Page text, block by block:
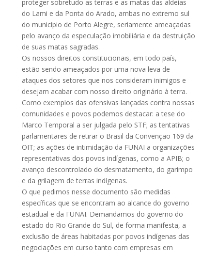
proteger sobretudo as terras e as matas das aldeias
do Lami e da Ponta do Arado, ambas no extremo sul
do município de Porto Alegre, seriamente ameaçadas
pelo avanço da especulação imobiliária e da destruição
de suas matas sagradas.
Os nossos direitos constitucionais, em todo país,
estão sendo ameaçados por uma nova leva de
ataques dos setores que nos consideram inimigos e
desejam acabar com nosso direito originário à terra.
Como exemplos das ofensivas lançadas contra nossas
comunidades e povos podemos destacar: a tese do
Marco Temporal a ser julgada pelo STF; as tentativas
parlamentares de retirar o Brasil da Convenção 169 da
OIT; as ações de intimidação da FUNAI a organizações
representativas dos povos indígenas, como a APIB; o
avanço descontrolado do desmatamento, do garimpo
e da grilagem de terras indígenas.
O que pedimos nesse documento são medidas
específicas que se encontram ao alcance do governo
estadual e da FUNAI. Demandamos do governo do
estado do Rio Grande do Sul, de forma manifesta, a
exclusão de áreas habitadas por povos indígenas das
negociações em curso tanto com empresas em